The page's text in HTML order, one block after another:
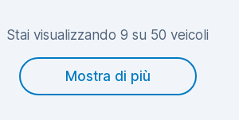
Stai visualizzando 9 su 50 veicoli
Mostra di più